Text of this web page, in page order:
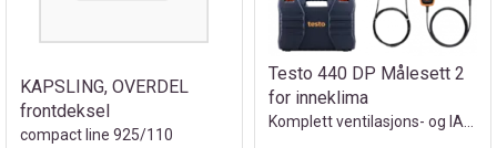
KAPSLING, OVERDEL
frontdeksel
compact line 925/110
Testo 440 DP Målesett 2
for inneklima